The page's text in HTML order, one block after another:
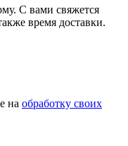
С вами свяжется
время доставки.
на обработку своих